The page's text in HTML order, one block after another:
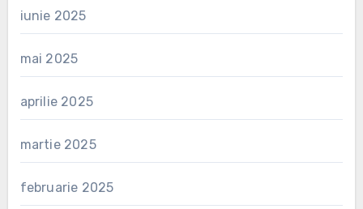
iunie 2025
mai 2025
aprilie 2025
martie 2025
februarie 2025